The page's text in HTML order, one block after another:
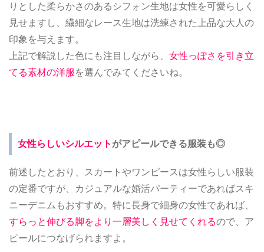
りとした柔らかさのあるシフォン生地は女性を可愛らしく
見せますし、繊細なレース生地は洗練された上品な大人の
印象を与えます。
上記で解説した色にも注目しながら、 女性っぽさを引き立
てる素材の洋服 を選んでみてくださいね。
女性らしいシルエット がアピールできる服装も◎
前述したとおり、スカートやワンピースは女性らしい服装
の定番ですが、カジュアルな婚活パーティーであればスキ
ニーデニムもおすすめ。特に長身で細身の女性であれば、
すらっと伸びる脚をより一層美しく見せてくれるので、ア
ピールにつなげられますよ。